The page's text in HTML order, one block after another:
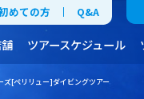
めての方 Q&A
ツアースケジュール
[ペリリュー]ダイビングツアー